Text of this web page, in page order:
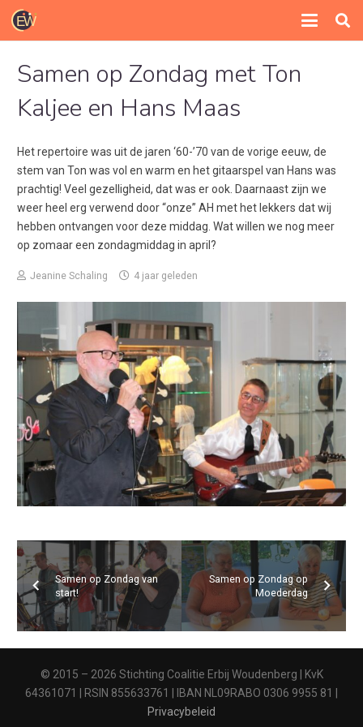
Samen op Zondag met Ton
Kaljee en Hans Maas
Het repertoire was uit de jaren ‘60-’70 van de vorige eeuw, de
stem van Ton was vol en warm en het gitaarspel van Hans was
prachtig! Veel gezelligheid, dat was er ook. Daarnaast zijn we
weer heel erg verwend door “onze” AH met het lekkers dat wij
hebben ontvangen voor deze middag. Wat willen we nog meer
op zomaar een zondagmiddag in april?
Jeanine Schaling 4 jaar geleden
Samen op Zondag van
start!
Samen op Zondag op
Moederdag
© 2015 – 2026 Stichting Coalitie Erbij Woudenberg | KvK
64361071 | RSIN 855633761 | IBAN NL09RABO 0306 9955 81 |
Privacybeleid